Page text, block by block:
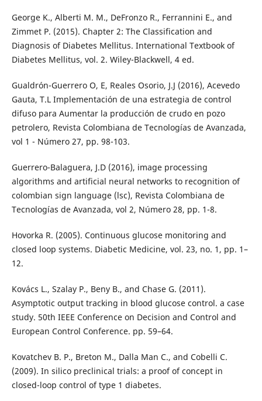
George K., Alberti M. M., DeFronzo R., Ferrannini E., and
Zimmet P. (2015). Chapter 2: The Classification and
Diagnosis of Diabetes Mellitus. International Textbook of
Diabetes Mellitus, vol. 2. Wiley-Blackwell, 4 ed.
Gualdrón-Guerrero O, E, Reales Osorio, J.J (2016), Acevedo
Gauta, T.L Implementación de una estrategia de control
difuso para Aumentar la producción de crudo en pozo
petrolero, Revista Colombiana de Tecnologías de Avanzada,
vol 1 - Número 27, pp. 98-103.
Guerrero-Balaguera, J.D (2016), image processing
algorithms and artificial neural networks to recognition of
colombian sign language (lsc), Revista Colombiana de
Tecnologías de Avanzada, vol 2, Número 28, pp. 1-8.
Hovorka R. (2005). Continuous glucose monitoring and
closed loop systems. Diabetic Medicine, vol. 23, no. 1, pp. 1–
12.
Kovács L., Szalay P., Beny B., and Chase G. (2011).
Asymptotic output tracking in blood glucose control. a case
study. 50th IEEE Conference on Decision and Control and
European Control Conference. pp. 59–64.
Kovatchev B. P., Breton M., Dalla Man C., and Cobelli C.
(2009). In silico preclinical trials: a proof of concept in
closed-loop control of type 1 diabetes.